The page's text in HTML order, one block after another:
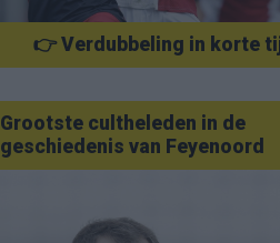
👉 Verdubbeling in korte
Grootste cultheleden in de
geschiedenis van Feyenoord